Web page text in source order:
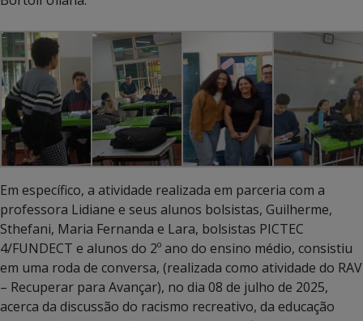
Em específico, a atividade realizada em parceria com a
professora Lidiane e seus alunos bolsistas, Guilherme,
Sthefani, Maria Fernanda e Lara, bolsistas PICTEC
4/FUNDECT e alunos do 2º ano do ensino médio, consistiu
em uma roda de conversa, (realizada como atividade do RAV
– Recuperar para Avançar), no dia 08 de julho de 2025,
acerca da discussão do racismo recreativo, da educação